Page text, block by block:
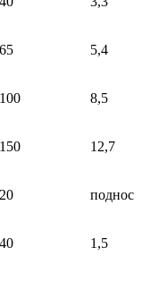
65 5,4
100 8,5
150 12,7
20 поднос
40 1,5